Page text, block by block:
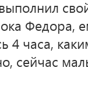
Федора,
4 часа,
сейчас